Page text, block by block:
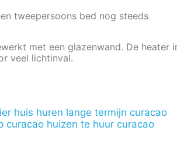
tweepersoons bed nog steeds
met een glazenwand. De heater
veel lichtinval.
huis huren lange termijn curacao
curacao huizen te huur curacao